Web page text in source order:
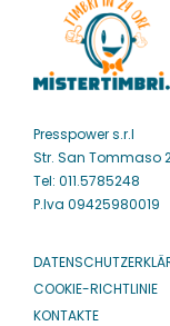
Presspower s.r.l
Str. San Tommaso
Tel: 011.5785248
P.Iva 09425980019
COOKIE-RICHTLINIE
KONTAKTE